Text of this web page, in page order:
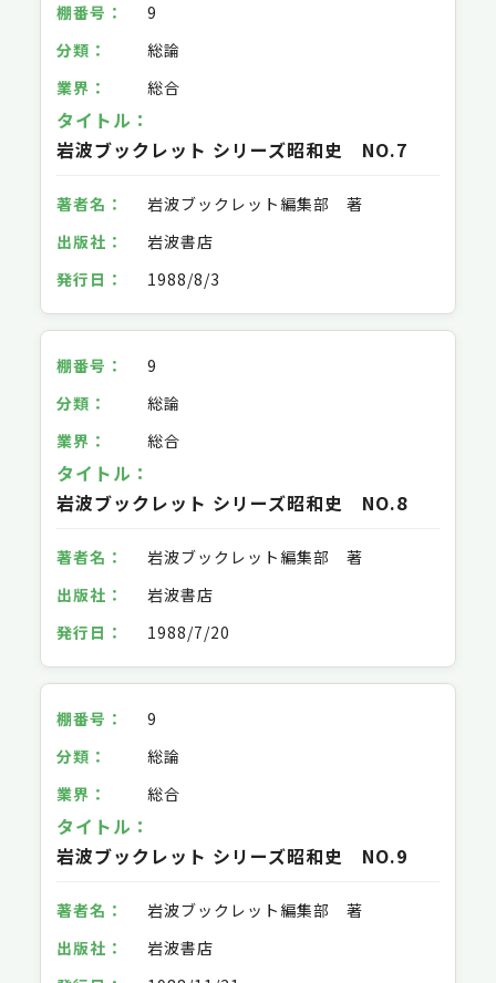
9
総論
総合
岩波ブックレット シリーズ昭和史 NO.7
岩波ブックレット編集部 著
岩波書店
1988/8/3
9
総論
総合
岩波ブックレット シリーズ昭和史 NO.8
岩波ブックレット編集部 著
岩波書店
1988/7/20
9
総論
総合
岩波ブックレット シリーズ昭和史 NO.9
岩波ブックレット編集部 著
岩波書店